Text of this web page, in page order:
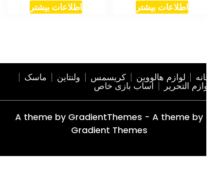
اطلاعات بیشتر اطلاعات بیشتر
لوازم هالووین کریسمس ولنتاین ماسک
التحریر اساب بازی خاص
A theme by GradientThemes - A theme by
Gradient Themes